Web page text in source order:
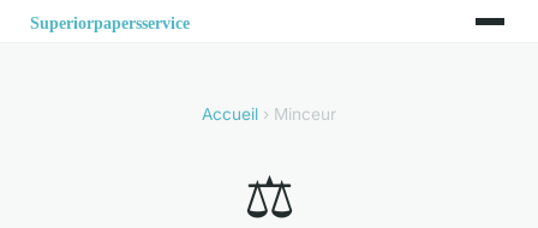
Accueil › Minceur
⚖️